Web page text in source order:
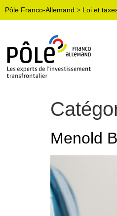
Pôle Franco-Allemand > Loi et
Menold